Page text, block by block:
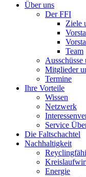
Über uns
Der FFI
Ziele
Team
Mitglieder
Termine
Ihre Vorteile
Wissen
Netzwerk
Service
Die Faltschachtel
Nachhaltigkeit
Energie